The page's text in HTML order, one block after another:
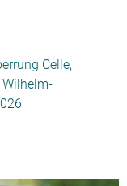
Celle,